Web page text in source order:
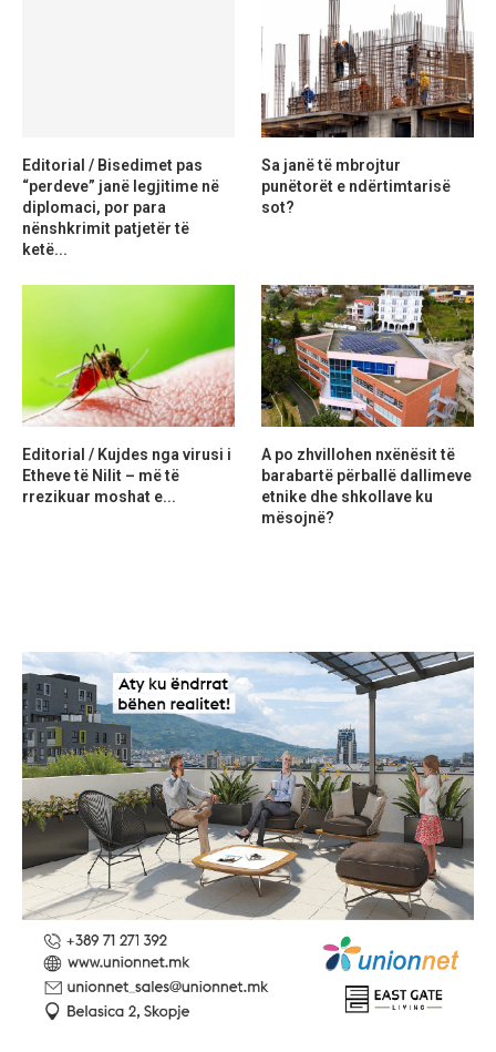
Editorial / Bisedimet pas
“perdeve” janë legjitime në
diplomaci, por para
nënshkrimit patjetër të
ketë...
Sa janë të mbrojtur
punëtorët e ndërtimtarisë
sot?
Editorial / Kujdes nga virusi i
Etheve të Nilit – më të
rrezikuar moshat e...
A po zhvillohen nxënësit të
barabartë përballë dallimeve
etnike dhe shkollave ku
mësojnë?